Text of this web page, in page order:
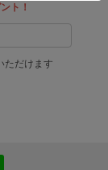
ト！
ただけます